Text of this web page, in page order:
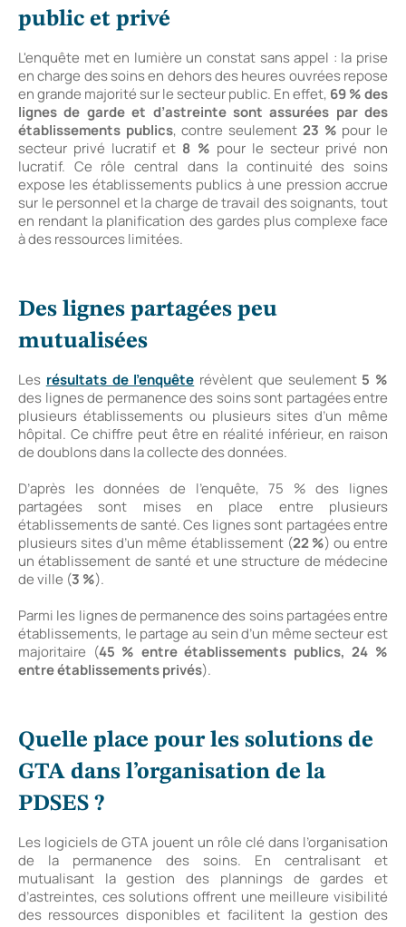
public et privé
L'enquête met en lumière un constat sans appel : la prise
en charge des soins en dehors des heures ouvrées repose
en grande majorité sur le secteur public. En effet, 69 % des
lignes de garde et d’astreinte sont assurées par des
établissements publics, contre seulement 23 % pour le
secteur privé lucratif et 8 % pour le secteur privé non
lucratif. Ce rôle central dans la continuité des soins
expose les établissements publics à une pression accrue
sur le personnel et la charge de travail des soignants, tout
en rendant la planification des gardes plus complexe face
à des ressources limitées.
Des lignes partagées peu
mutualisées
Les résultats de l’enquête révèlent que seulement 5 %
des lignes de permanence des soins sont partagées entre
plusieurs établissements ou plusieurs sites d’un même
hôpital. Ce chiffre peut être en réalité inférieur, en raison
de doublons dans la collecte des données.
D’après les données de l’enquête, 75 % des lignes
partagées sont mises en place entre plusieurs
établissements de santé. Ces lignes sont partagées entre
plusieurs sites d’un même établissement (22 %) ou entre
un établissement de santé et une structure de médecine
de ville (3 %).
Parmi les lignes de permanence des soins partagées entre
établissements, le partage au sein d’un même secteur est
majoritaire (45 % entre établissements publics, 24 %
entre établissements privés).
Quelle place pour les solutions de
GTA dans l’organisation de la
PDSES ?
Les logiciels de GTA jouent un rôle clé dans l’organisation
de la permanence des soins. En centralisant et
mutualisant la gestion des plannings de gardes et
d’astreintes, ces solutions offrent une meilleure visibilité
des ressources disponibles et facilitent la gestion des